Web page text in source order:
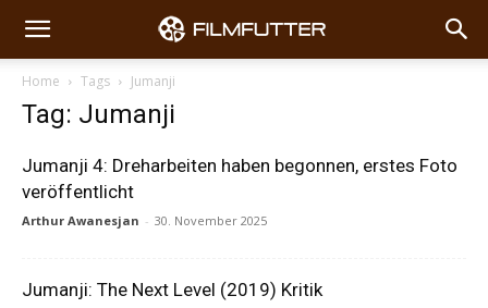
Home Tags Jumanji
Tag: Jumanji
Jumanji 4: Dreharbeiten haben begonnen, erstes Foto
veröffentlicht
Arthur Awanesjan - 30. November 2025
Jumanji: The Next Level (2019) Kritik